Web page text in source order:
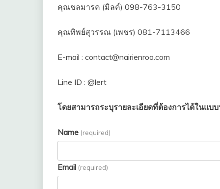
คุณชลมารค (มิลค์) 098-763-3150
คุณทิพย์สุวรรณ (เพชร) 081-7113466
E-mail : contact@nairienroo.com
Line ID : @lert
โดยสามารถระบุรายละเอียดที่ต้องการได้ในแบ
Name (required)
Email (required)